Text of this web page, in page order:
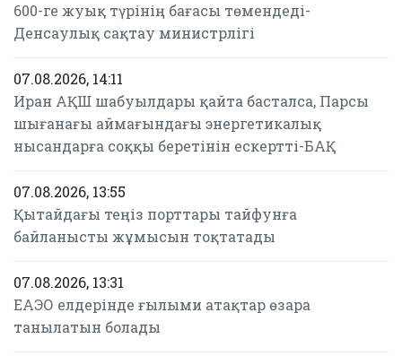
600-ге жуық түрінің бағасы төмендеді-
Денсаулық сақтау министрлігі
07.08.2026, 14:11
Иран АҚШ шабуылдары қайта басталса, Парсы
шығанағы аймағындағы энергетикалық
нысандарға соққы беретінін ескертті-БАҚ
07.08.2026, 13:55
Қытайдағы теңіз порттары тайфунға
байланысты жұмысын тоқтатады
07.08.2026, 13:31
ЕАЭО елдерінде ғылыми атақтар өзара
танылатын болады